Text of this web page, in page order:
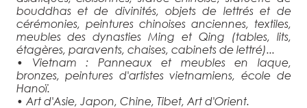
bouddhas et de divinités, objets de lettrés et de
cérémonies, peintures chinoises anciennes, textiles,
meubles des dynasties Ming et Qing (tables, lits,
étagères, paravents, chaises, cabinets de lettré)...
• Vietnam : Panneaux et meubles en laque,
bronzes, peintures d'artistes vietnamiens, école de
Hanoï.
• Art d'Asie, Japon, Chine, Tibet, Art d'Orient.